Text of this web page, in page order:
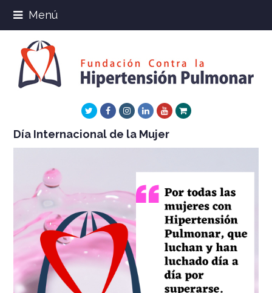
Menú
TwitterFacebookInstagram
LinkedInYoutube
Xing
Día Internacional de la Mujer